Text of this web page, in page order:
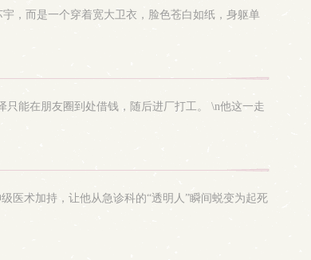
，而是一个穿着宽大卫衣，脸色苍白如纸，身躯单
能在朋友圈到处借钱，随后进厂打工。 \n他这一走
医术加持，让他从急诊科的“透明人”瞬间蜕变为起死